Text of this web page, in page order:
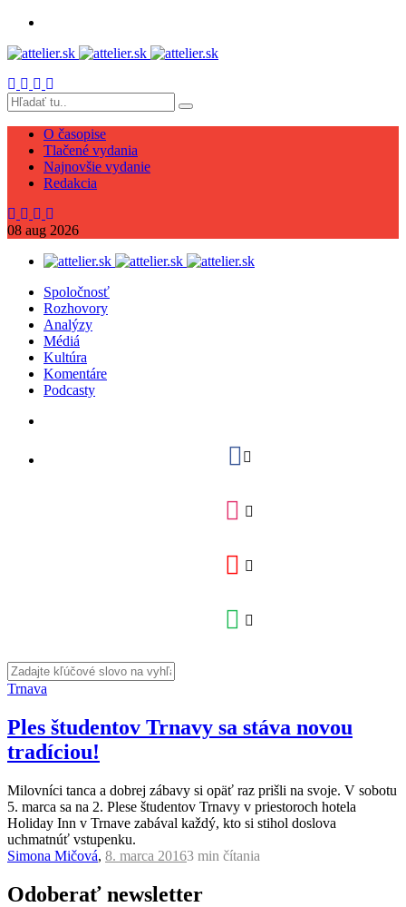
O časopise
Tlačené vydania
Najnovšie vydanie
Redakcia
08 aug 2026
Spoločnosť
Rozhovory
Analýzy
Médiá
Kultúra
Komentáre
Podcasty
Trnava
Ples študentov Trnavy sa stáva novou
tradíciou!
Milovníci tanca a dobrej zábavy si opäť raz prišli na svoje. V sobotu
5. marca sa na 2. Plese študentov Trnavy v priestoroch hotela
Holiday Inn v Trnave zabával každý, kto si stihol doslova
uchmatnúť vstupenku.
Simona Mičová, 8. marca 20163 min čítania
Odoberať newsletter